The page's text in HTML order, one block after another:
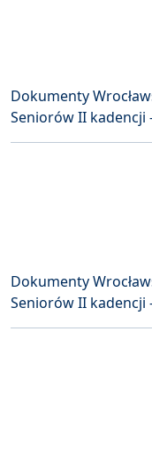
Dokumenty
Seniorów II kadencji
Dokumenty
Seniorów II kadencji